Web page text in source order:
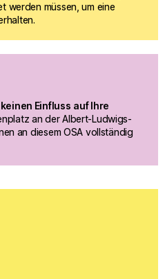
keinen Einfluss auf Ihre
an der Albert-Ludwigs-
an diesem OSA vollständig